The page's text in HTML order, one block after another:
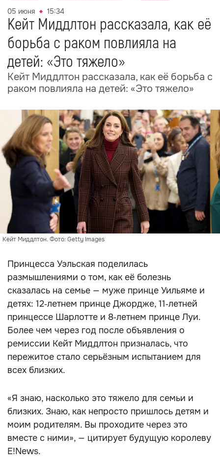
05 июня 15:34
Кейт Миддлтон рассказала, как её
борьба с раком повлияла на
детей: «Это тяжело»
Кейт Миддлтон рассказала, как её борьба с
раком повлияла на детей: «Это тяжело»
Кейт Миддлтон. Фото: Getty Images
Принцесса Уэльская поделилась
размышлениями о том, как её болезнь
сказалась на семье — муже принце Уильяме и
детях: 12‑летнем принце Джордже, 11‑летней
принцессе Шарлотте и 8‑летнем принце Луи.
Более чем через год после объявления о
ремиссии Кейт Миддлтон призналась, что
пережитое стало серьёзным испытанием для
всех близких.
«Я знаю, насколько это тяжело для семьи и
близких. Знаю, как непросто пришлось детям и
моим родителям. Вы проходите через это
вместе с ними», — цитирует будущую королеву
E!News.